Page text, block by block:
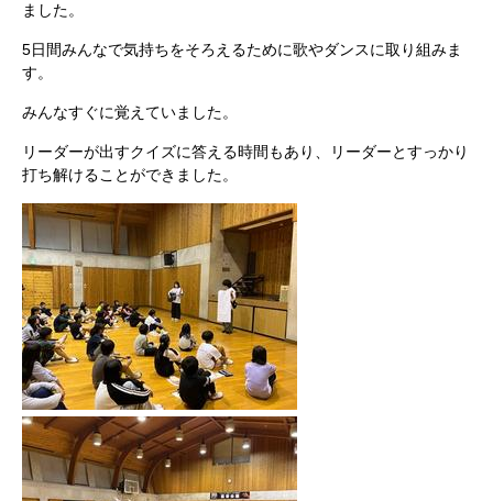
ました。
5日間みんなで気持ちをそろえるために歌やダンスに取り組みま
す。
みんなすぐに覚えていました。
リーダーが出すクイズに答える時間もあり、リーダーとすっかり
打ち解けることができました。